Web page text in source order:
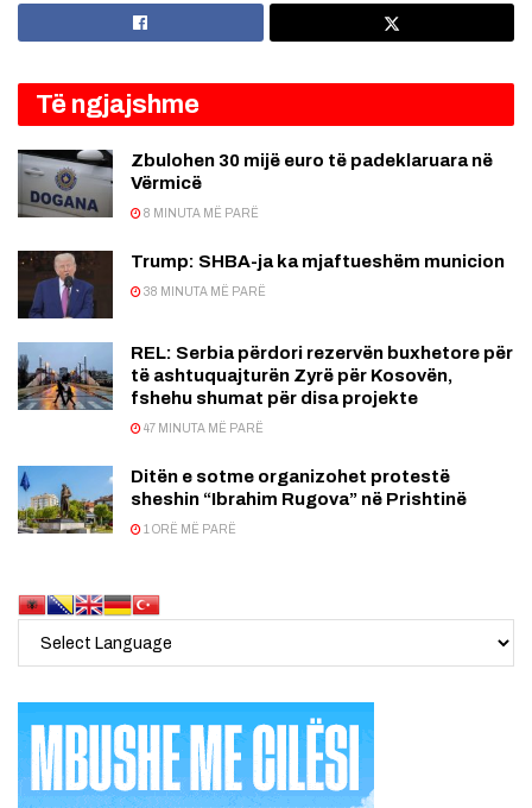
Të ngjajshme
Zbulohen 30 mijë euro të padeklaruara në
Vërmicë
8 MINUTA MË PARË
Trump: SHBA-ja ka mjaftueshëm municion
38 MINUTA MË PARË
REL: Serbia përdori rezervën buxhetore për
të ashtuquajturën Zyrë për Kosovën,
fshehu shumat për disa projekte
47 MINUTA MË PARË
Ditën e sotme organizohet protestë
sheshin “Ibrahim Rugova” në Prishtinë
1 ORË MË PARË